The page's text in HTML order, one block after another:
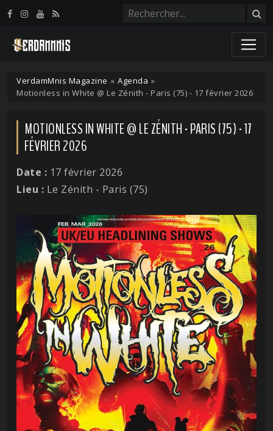
VerdamMnis Magazine » Agenda »
Motionless in White @ Le Zénith - Paris (75) - 17 février 2026
MOTIONLESS IN WHITE @ LE ZÉNITH - PARIS (75) - 17
FÉVRIER 2026
Date : 17 février 2026
Lieu : Le Zénith - Paris (75)
Panneau de gestion des cookies